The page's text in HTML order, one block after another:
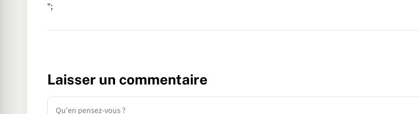
";
Laisser un commentaire
Commentaire